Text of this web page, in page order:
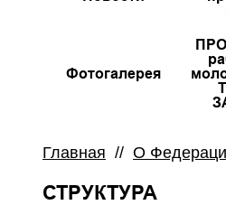
Фотогалерея
Главная // О
СТРУКТУРА